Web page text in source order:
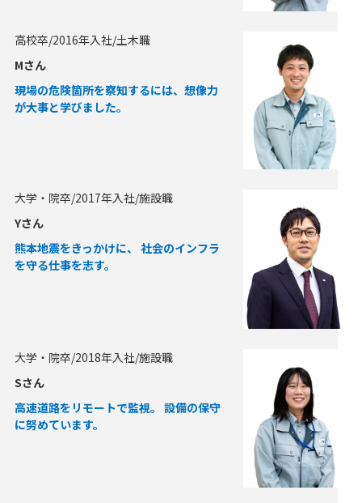
高校卒/2016年入社/土木職
Mさん
現場の危険箇所を察知するには、想像力
が大事と学びました。
大学・院卒/2017年入社/施設職
Yさん
熊本地震をきっかけに、 社会のインフラ
を守る仕事を志す。
大学・院卒/2018年入社/施設職
Sさん
高速道路をリモートで監視。 設備の保守
に努めています。